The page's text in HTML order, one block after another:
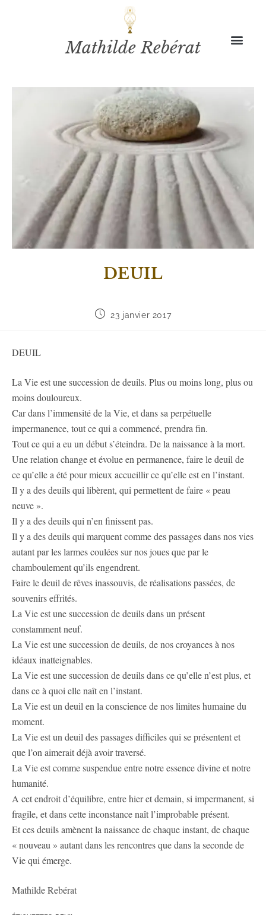
Mathilde Rebérat
DEUIL
23 janvier 2017
DEUIL
La Vie est une succession de deuils. Plus ou moins long, plus ou
moins douloureux.
Car dans l’immensité de la Vie, et dans sa perpétuelle
impermanence, tout ce qui a commencé, prendra fin.
Tout ce qui a eu un début s’éteindra. De la naissance à la mort.
Une relation change et évolue en permanence, faire le deuil de
ce qu’elle a été pour mieux accueillir ce qu’elle est en l’instant.
Il y a des deuils qui libèrent, qui permettent de faire « peau
neuve ».
Il y a des deuils qui n’en finissent pas.
Il y a des deuils qui marquent comme des passages dans nos vies
autant par les larmes coulées sur nos joues que par le
chamboulement qu’ils engendrent.
Faire le deuil de rêves inassouvis, de réalisations passées, de
souvenirs effrités.
La Vie est une succession de deuils dans un présent
constamment neuf.
La Vie est une succession de deuils, de nos croyances à nos
idéaux inatteignables.
La Vie est une succession de deuils dans ce qu’elle n’est plus, et
dans ce à quoi elle naît en l’instant.
La Vie est un deuil en la conscience de nos limites humaine du
moment.
La Vie est un deuil des passages difficiles qui se présentent et
que l’on aimerait déjà avoir traversé.
La Vie est comme suspendue entre notre essence divine et notre
humanité.
A cet endroit d’équilibre, entre hier et demain, si impermanent, si
fragile, et dans cette inconstance naît l’improbable présent.
Et ces deuils amènent la naissance de chaque instant, de chaque
« nouveau » autant dans les rencontres que dans la seconde de
Vie qui émerge.
Mathilde Rebérat